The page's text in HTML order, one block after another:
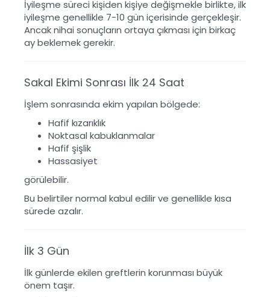
İyileşme süreci kişiden kişiye değişmekle birlikte, ilk
iyileşme genellikle 7-10 gün içerisinde gerçekleşir.
Ancak nihai sonuçların ortaya çıkması için birkaç
ay beklemek gerekir.
Sakal Ekimi Sonrası İlk 24 Saat
İşlem sonrasında ekim yapılan bölgede:
Hafif kızarıklık
Noktasal kabuklanmalar
Hafif şişlik
Hassasiyet
görülebilir.
Bu belirtiler normal kabul edilir ve genellikle kısa
sürede azalır.
İlk 3 Gün
İlk günlerde ekilen greftlerin korunması büyük
önem taşır.